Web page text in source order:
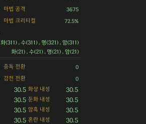
마법 공격 3675
마법 크리티컬 72.5%
화(311) , 수(311) , 명(321) , 암(311)
화(21) , 수(21) , 명(21) , 암(21)
중독 전환 0
감전 전환 0
30.5 화상 내성 30.5
30.5 둔화 내성 30.5
30.5 암흑 내성 30.5
30.5 혼란 내성 30.5